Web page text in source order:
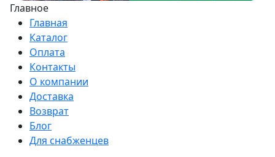
Главное
Главная
Каталог
Оплата
Контакты
О компании
Доставка
Возврат
Блог
Для снабженцев